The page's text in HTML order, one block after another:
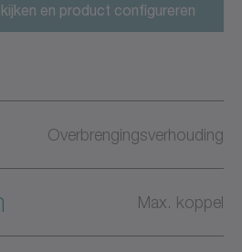
en product configureren
Overbrengingsverhouding
Max. koppel